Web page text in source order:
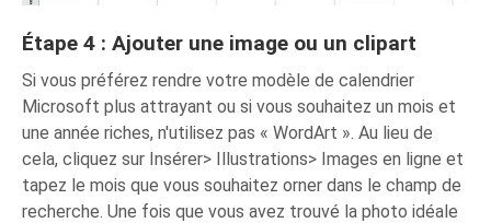
Étape 4 : Ajouter une image ou un clipart
Si vous préférez rendre votre modèle de calendrier
Microsoft plus attrayant ou si vous souhaitez un mois et
une année riches, n'utilisez pas « WordArt ». Au lieu de
cela, cliquez sur Insérer> Illustrations> Images en ligne et
tapez le mois que vous souhaitez orner dans le champ de
recherche. Une fois que vous avez trouvé la photo idéale